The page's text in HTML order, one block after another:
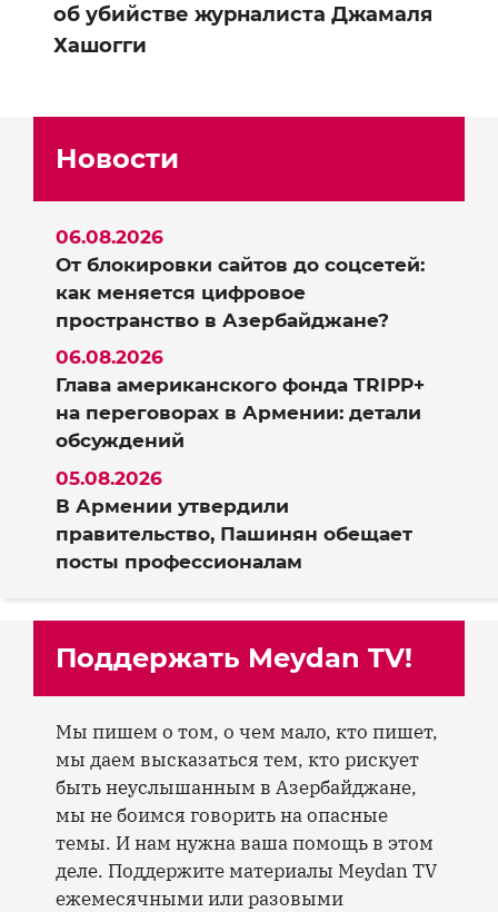
об убийстве журналиста Джамаля
Хашогги
Новости
От блокировки сайтов до соцсетей:
как меняется цифровое
пространство в Азербайджане?
06.08.2026
Глава американского фонда TRIPP+
на переговорах в Армении: детали
обсуждений
06.08.2026
В Армении утвердили
правительство, Пашинян обещает
посты профессионалам
05.08.2026
Поддержать Meydan TV!
Мы пишем о том, о чем мало, кто пишет,
мы даем высказаться тем, кто рискует
быть неуслышанным в Азербайджане,
мы не боимся говорить на опасные
темы. И нам нужна ваша помощь в этом
деле. Поддержите материалы Meydan TV
ежемесячными или разовыми